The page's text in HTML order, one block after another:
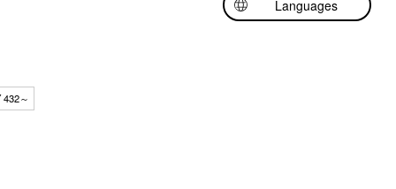
Languages
432～